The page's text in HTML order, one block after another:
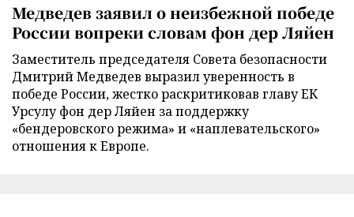
Медведев заявил о неизбежной победе
России вопреки словам фон дер Ляйен
Заместитель председателя Совета безопасности
Дмитрий Медведев выразил уверенность в
победе России, жестко раскритиковав главу ЕК
Урсулу фон дер Ляйен за поддержку
«бендеровского режима» и «наплевательского»
отношения к Европе.